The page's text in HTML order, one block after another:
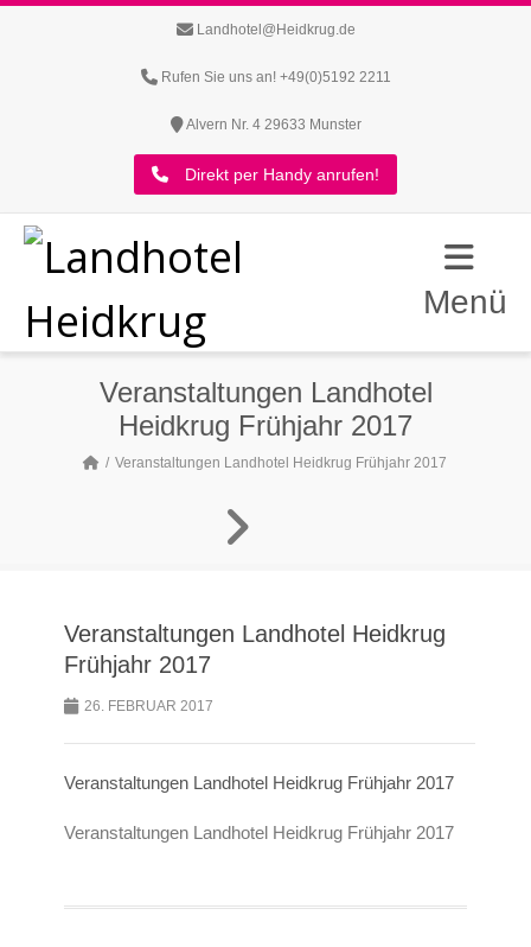
Landhotel@Heidkrug.de
Rufen Sie uns an! +49(0)5192 2211
Alvern Nr. 4 29633 Munster
Direkt per Handy anrufen!
Menü
Veranstaltungen Landhotel
Heidkrug Frühjahr 2017
Veranstaltungen Landhotel Heidkrug Frühjahr 2017
Veranstaltungen Landhotel Heidkrug
Frühjahr 2017
26. FEBRUAR 2017
Veranstaltungen Landhotel Heidkrug Frühjahr 2017
Veranstaltungen Landhotel Heidkrug Frühjahr 2017